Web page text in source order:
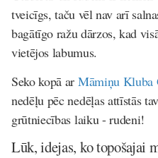
tveicīgs, taču vēl nav arī
bagātīgo ražu dārzos, kad
vietējos labumus.
Seko kopā ar Māmiņu Kluba
nedēļu pēc nedēļas attīstās
grūtniecības laiku - rudeni!
Lūk, idejas, ko topošajai